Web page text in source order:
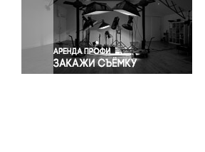
Спорт
Экология
Экономика и бизнес